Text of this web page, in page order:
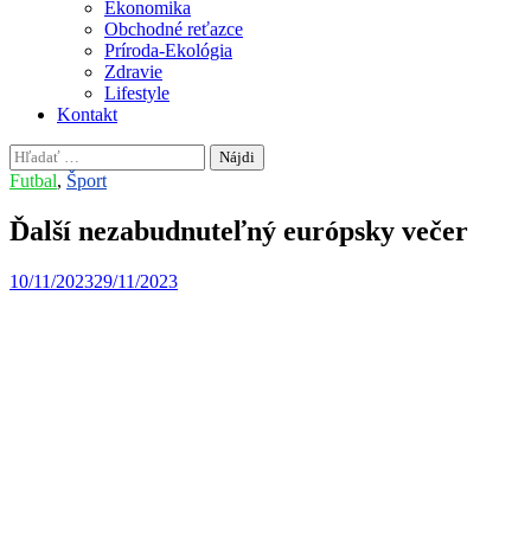
Ekonomika
Obchodné reťazce
Príroda-Ekológia
Zdravie
Lifestyle
Kontakt
Hľadať:
Futbal, Šport
Ďalší nezabudnuteľný európsky večer
10/11/202329/11/2023